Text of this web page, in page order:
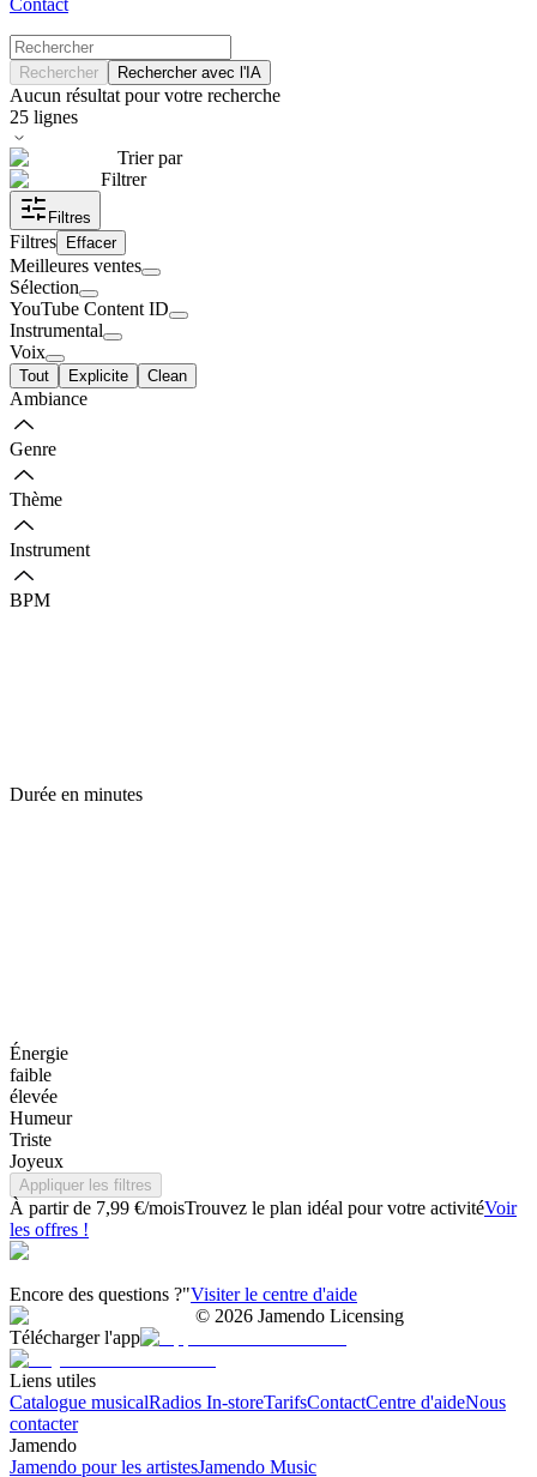
Contact
Rechercher Rechercher avec l'IA
Aucun résultat pour votre recherche
25 lignes
Trier par
Filtrer
Filtres
Filtres Effacer
Meilleures ventes
Sélection
YouTube Content ID
Instrumental
Voix
Tout Explicite Clean
Ambiance
Genre
Thème
Instrument
BPM
Durée en minutes
Énergie
faible
élevée
Humeur
Triste
Joyeux
Appliquer les filtres
À partir de 7,99 €/moisTrouvez le plan idéal pour votre activitéVoir
les offres !
Encore des questions ?"Visiter le centre d'aide
© 2026 Jamendo Licensing
Télécharger l'app
Liens utiles
Catalogue musicalRadios In-storeTarifsContactCentre d'aideNous
contacter
Jamendo
Jamendo pour les artistesJamendo Music